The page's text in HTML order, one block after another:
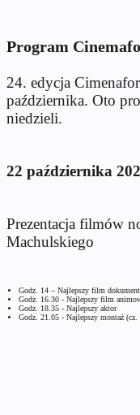
Program
24. edycja
października. Oto
niedzieli.
22 października
Prezentacja filmów
Machulskiego
Godz. 14 – Najlepszy film
Godz. 16.30 - Najlepszy film
Godz. 18.35 - Najlepszy aktor
Godz. 21.05 - Najlepszy montaż (cz.